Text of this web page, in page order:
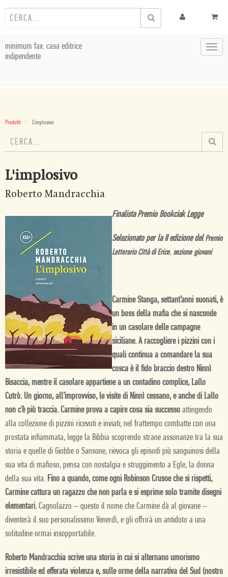
minimum fax: casa editrice
indipendente
Prodotti L'implosivo
L'implosivo
Roberto Mandracchia
Finalista Premio Bookciak Legge
Selezionato per la II edizione delPremio
Letterario Città di Erice, sezione giovani
Carmine Stanga, settant’anni suonati, è
un boss della mafia che si nasconde
in un casolare delle campagne
siciliane. A raccogliere i pizzini con i
quali continua a comandare la sua
cosca è il fido braccio destro Ninnì
Bisaccia, mentre il casolare appartiene a un contadino complice, Lallo
Cutrò. Un giorno, all’improvviso, le visite di Ninnì cessano, e anche di Lallo
non c’è più traccia. Carmine prova a capire cosa sia successo attingendo
alla collezione di pizzini ricevuti e inviati; nel frattempo combatte con una
prostata infiammata, legge la Bibbia scoprendo strane assonanze tra la sua
storia e quelle di Giobbe o Sansone, rievoca gli episodi più sanguinosi della
sua vita di mafioso, pensa con nostalgia e struggimento a Egle, la donna
della sua vita. Fino a quando, come ogni Robinson Crusoe che si rispetti,
Carmine cattura un ragazzo che non parla e si esprime solo tramite disegni
elementari.Cagnolazzo – questo il nome che Carmine dà al giovane –
diventerà il suo personalissimo Venerdì, e gli offrirà un antidoto a una
solitudine ormai insopportabile.
Roberto Mandracchia scrive una storia in cui si alternano umorismo
irresistibile ed efferata violenza e, sulle orme della narrativa del Sud (nostro